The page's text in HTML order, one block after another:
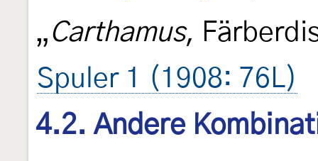
„Carthamus,
Spuler 1 (1908: 76L)
4.2. Andere